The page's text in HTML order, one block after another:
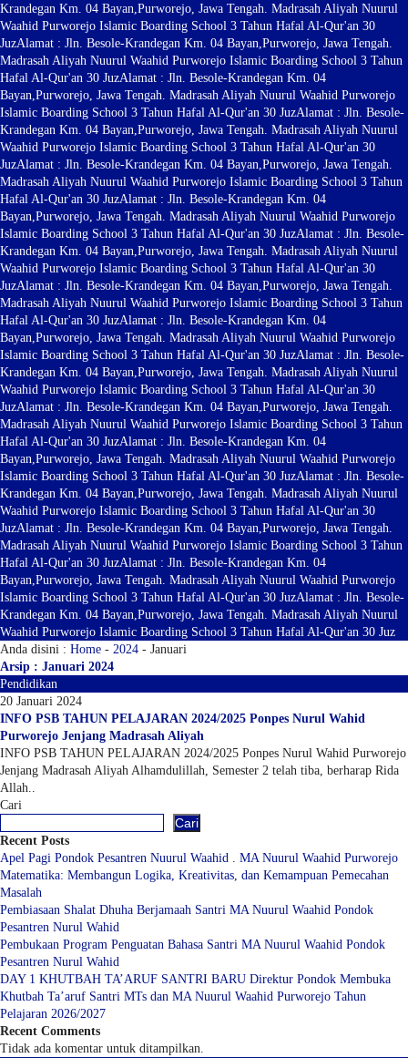
Krandegan Km. 04 Bayan,Purworejo, Jawa Tengah. Madrasah Aliyah Nuurul
Waahid Purworejo Islamic Boarding School 3 Tahun Hafal Al-Qur'an 30
JuzAlamat : Jln. Besole-Krandegan Km. 04 Bayan,Purworejo, Jawa Tengah.
Madrasah Aliyah Nuurul Waahid Purworejo Islamic Boarding School 3 Tahun
Hafal Al-Qur'an 30 JuzAlamat : Jln. Besole-Krandegan Km. 04
Bayan,Purworejo, Jawa Tengah. Madrasah Aliyah Nuurul Waahid Purworejo
Islamic Boarding School 3 Tahun Hafal Al-Qur'an 30 JuzAlamat : Jln. Besole-
Krandegan Km. 04 Bayan,Purworejo, Jawa Tengah. Madrasah Aliyah Nuurul
Waahid Purworejo Islamic Boarding School 3 Tahun Hafal Al-Qur'an 30
JuzAlamat : Jln. Besole-Krandegan Km. 04 Bayan,Purworejo, Jawa Tengah.
Madrasah Aliyah Nuurul Waahid Purworejo Islamic Boarding School 3 Tahun
Hafal Al-Qur'an 30 JuzAlamat : Jln. Besole-Krandegan Km. 04
Bayan,Purworejo, Jawa Tengah. Madrasah Aliyah Nuurul Waahid Purworejo
Islamic Boarding School 3 Tahun Hafal Al-Qur'an 30 JuzAlamat : Jln. Besole-
Krandegan Km. 04 Bayan,Purworejo, Jawa Tengah. Madrasah Aliyah Nuurul
Waahid Purworejo Islamic Boarding School 3 Tahun Hafal Al-Qur'an 30
JuzAlamat : Jln. Besole-Krandegan Km. 04 Bayan,Purworejo, Jawa Tengah.
Madrasah Aliyah Nuurul Waahid Purworejo Islamic Boarding School 3 Tahun
Hafal Al-Qur'an 30 JuzAlamat : Jln. Besole-Krandegan Km. 04
Bayan,Purworejo, Jawa Tengah. Madrasah Aliyah Nuurul Waahid Purworejo
Islamic Boarding School 3 Tahun Hafal Al-Qur'an 30 JuzAlamat : Jln. Besole-
Krandegan Km. 04 Bayan,Purworejo, Jawa Tengah. Madrasah Aliyah Nuurul
Waahid Purworejo Islamic Boarding School 3 Tahun Hafal Al-Qur'an 30
JuzAlamat : Jln. Besole-Krandegan Km. 04 Bayan,Purworejo, Jawa Tengah.
Madrasah Aliyah Nuurul Waahid Purworejo Islamic Boarding School 3 Tahun
Hafal Al-Qur'an 30 JuzAlamat : Jln. Besole-Krandegan Km. 04
Bayan,Purworejo, Jawa Tengah. Madrasah Aliyah Nuurul Waahid Purworejo
Islamic Boarding School 3 Tahun Hafal Al-Qur'an 30 JuzAlamat : Jln. Besole-
Krandegan Km. 04 Bayan,Purworejo, Jawa Tengah. Madrasah Aliyah Nuurul
Waahid Purworejo Islamic Boarding School 3 Tahun Hafal Al-Qur'an 30
JuzAlamat : Jln. Besole-Krandegan Km. 04 Bayan,Purworejo, Jawa Tengah.
Madrasah Aliyah Nuurul Waahid Purworejo Islamic Boarding School 3 Tahun
Hafal Al-Qur'an 30 JuzAlamat : Jln. Besole-Krandegan Km. 04
Bayan,Purworejo, Jawa Tengah. Madrasah Aliyah Nuurul Waahid Purworejo
Islamic Boarding School 3 Tahun Hafal Al-Qur'an 30 JuzAlamat : Jln. Besole-
Krandegan Km. 04 Bayan,Purworejo, Jawa Tengah. Madrasah Aliyah Nuurul
Waahid Purworejo Islamic Boarding School 3 Tahun Hafal Al-Qur'an 30 Juz
Anda disini : Home - 2024 - Januari
Arsip : Januari 2024
Pendidikan
20 Januari 2024
INFO PSB TAHUN PELAJARAN 2024/2025 Ponpes Nurul Wahid
Purworejo Jenjang Madrasah Aliyah
INFO PSB TAHUN PELAJARAN 2024/2025 Ponpes Nurul Wahid Purworejo
Jenjang Madrasah Aliyah Alhamdulillah, Semester 2 telah tiba, berharap Rida
Allah..
Cari
Cari
Recent Posts
Apel Pagi Pondok Pesantren Nuurul Waahid . MA Nuurul Waahid Purworejo
Matematika: Membangun Logika, Kreativitas, dan Kemampuan Pemecahan
Masalah
Pembiasaan Shalat Dhuha Berjamaah Santri MA Nuurul Waahid Pondok
Pesantren Nurul Wahid
Pembukaan Program Penguatan Bahasa Santri MA Nuurul Waahid Pondok
Pesantren Nurul Wahid
DAY 1 KHUTBAH TA’ARUF SANTRI BARU Direktur Pondok Membuka
Khutbah Ta’aruf Santri MTs dan MA Nuurul Waahid Purworejo Tahun
Pelajaran 2026/2027
Recent Comments
Tidak ada komentar untuk ditampilkan.